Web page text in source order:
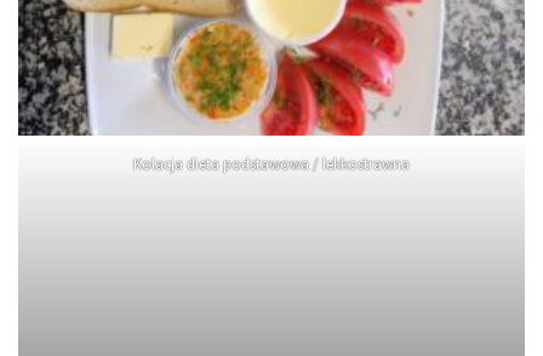
Kolacja dieta podstawowa / lekkostrawna